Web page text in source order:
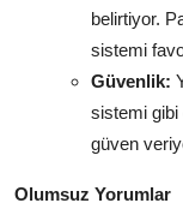
belirtiyor.
sistemi
Güvenlik:
sistemi gibi
güven
Olumsuz Yorumlar